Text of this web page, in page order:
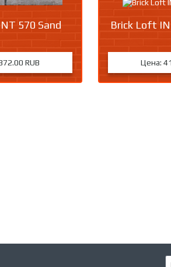
570 Sand
RUB
Brick Loft
Цена: